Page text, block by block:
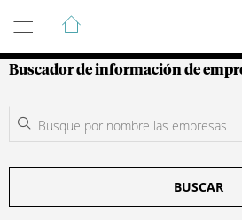
Guía de Empresas
Buscador de información de
BUSCAR